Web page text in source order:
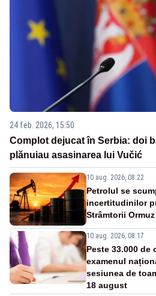
24 feb. 2026, 15:50
Complot dejucat în Serbia: doi
plănuiau asasinarea lui Vučić
10 aug. 2026, 08:22
Petrolul se
incertitudinilor
Strâmtorii Ormuz
10 aug. 2026, 08:17
Peste 33.000
examenul
sesiunea de
18 august